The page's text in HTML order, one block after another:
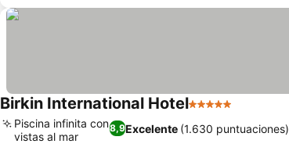
Birkin International Hotel5 Estrellas
8,9Excelente (1.630 puntuaciones)
Piscina infinita con
vistas al mar